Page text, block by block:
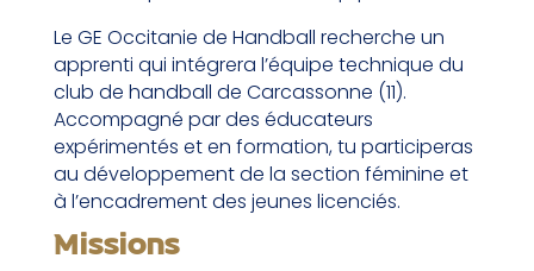
Le GE Occitanie de Handball recherche un
apprenti qui intégrera l’équipe technique du
club de handball de Carcassonne (11).
Accompagné par des éducateurs
expérimentés et en formation, tu participeras
au développement de la section féminine et
à l’encadrement des jeunes licenciés.
Missions